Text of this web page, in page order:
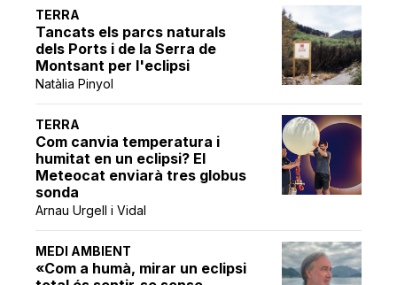
TERRA
Tancats els parcs naturals
dels Ports i de la Serra de
Montsant per l'eclipsi
Natàlia Pinyol
TERRA
Com canvia temperatura i
humitat en un eclipsi? El
Meteocat enviarà tres globus
sonda
Arnau Urgell i Vidal
MEDI AMBIENT
«Com a humà, mirar un eclipsi